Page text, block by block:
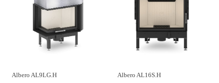
Albero AL9LG.H Albero AL16S.H